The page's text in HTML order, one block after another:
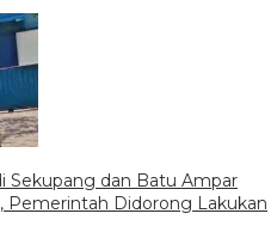
Sekupang dan Batu Ampar
Pemerintah Didorong Lakukan